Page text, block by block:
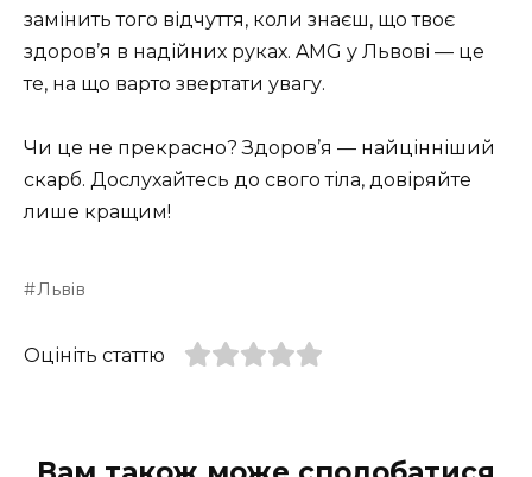
замінить того відчуття, коли знаєш, що твоє
здоров’я в надійних руках. AMG у Львові — це
те, на що варто звертати увагу.
Чи це не прекрасно? Здоров’я — найцінніший
скарб. Дослухайтесь до свого тіла, довіряйте
лише кращим!
Львів
Оцініть статтю